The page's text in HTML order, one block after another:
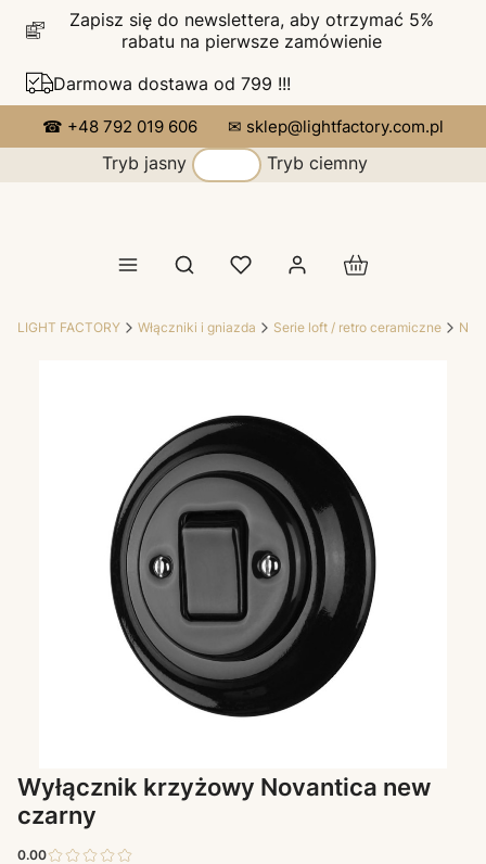
Zapisz się do newslettera, aby otrzymać 5%
rabatu na pierwsze zamówienie
Darmowa dostawa od 799 !!!
☎ +48 792 019 606 ✉ sklep@lightfactory.com.pl
Tryb jasny Tryb ciemny
Otwórz wyszukiwarkę Produkty w
LIGHT FACTORY Włączniki i gniazda Serie loft / retro ceramiczne
Wyłącznik krzyżowy Novantica new
czarny
0.00